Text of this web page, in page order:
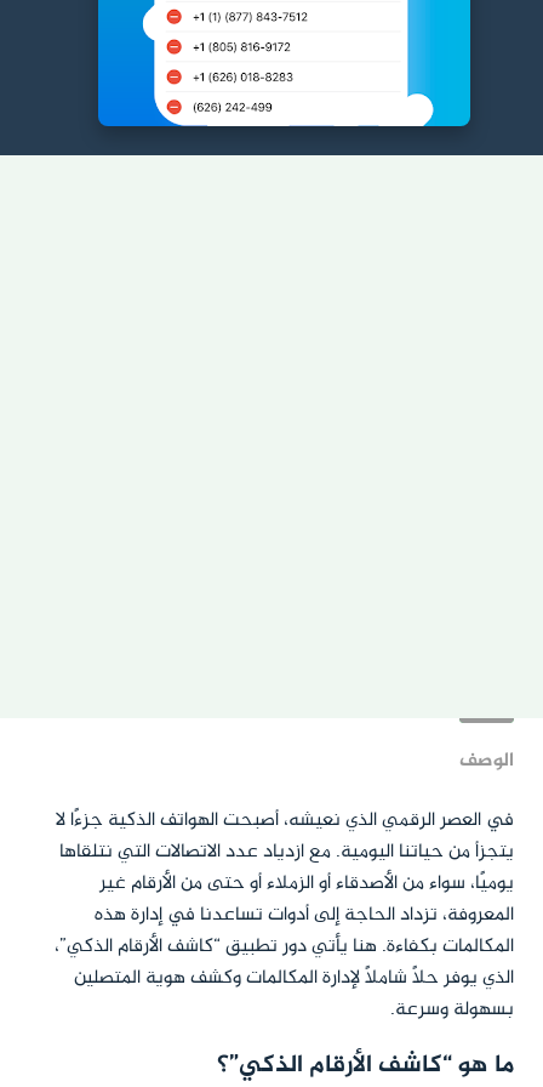
الوصف
في العصر الرقمي الذي نعيشه، أصبحت الهواتف الذكية جزءًا لا
يتجزأ من حياتنا اليومية. مع ازدياد عدد الاتصالات التي نتلقاها
يوميًا، سواء من الأصدقاء أو الزملاء أو حتى من الأرقام غير
المعروفة، تزداد الحاجة إلى أدوات تساعدنا في إدارة هذه
المكالمات بكفاءة. هنا يأتي دور تطبيق “كاشف الأرقام الذكي”،
الذي يوفر حلاً شاملاً لإدارة المكالمات وكشف هوية المتصلين
بسهولة وسرعة.
ما هو “كاشف الأرقام الذكي”؟